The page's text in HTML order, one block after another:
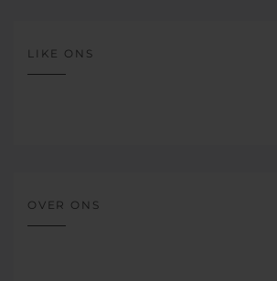
LIKE ONS
OVER ONS